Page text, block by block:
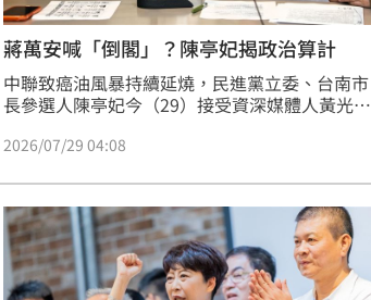
01:30
01:26
01:20
01:13
01:10
01:05
蔣萬安喊「倒閣」？陳亭妃揭政治算計
中聯致癌油風暴持續延燒，民進黨立委、台南市
長參選人陳亭妃今（29）接受資深媒體人黃光芹
選舉的外溢效應，此次集會人潮主要來自中北
於蔣萬安喊出倒閣及點名高雄市長陳其邁當閣揆
一事，陳亭妃表示，蔣萬安提出倒閣更多是政治
考量，目前按照在野黨兩黨，從提名表決是可以
通過的，但後續要如何應對，且提名行政院長也
是總統賴清德職權，她質
2026/07/29 04:08